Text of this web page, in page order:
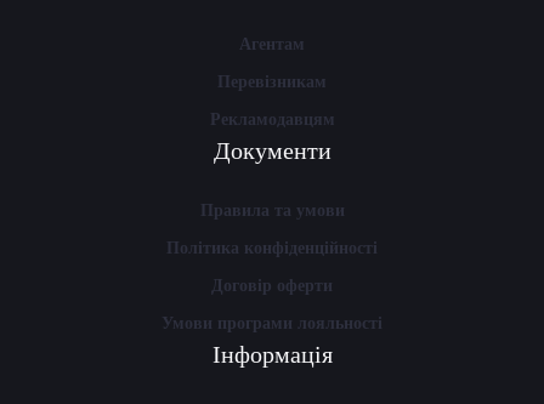
Агентам
Перевізникам
Рекламодавцям
Документи
Правила та умови
Політика конфіденційності
Договір оферти
Умови програми лояльності
Інформація